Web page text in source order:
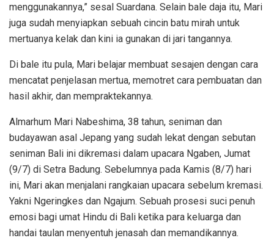
menggunakannya,” sesal Suardana. Selain bale daja itu, Mari
juga sudah menyiapkan sebuah cincin batu mirah untuk
mertuanya kelak dan kini ia gunakan di jari tangannya.
Di bale itu pula, Mari belajar membuat sesajen dengan cara
mencatat penjelasan mertua, memotret cara pembuatan dan
hasil akhir, dan mempraktekannya.
Almarhum Mari Nabeshima, 38 tahun, seniman dan
budayawan asal Jepang yang sudah lekat dengan sebutan
seniman Bali ini dikremasi dalam upacara Ngaben, Jumat
(9/7) di Setra Badung. Sebelumnya pada Kamis (8/7) hari
ini, Mari akan menjalani rangkaian upacara sebelum kremasi.
Yakni Ngeringkes dan Ngajum. Sebuah prosesi suci penuh
emosi bagi umat Hindu di Bali ketika para keluarga dan
handai taulan menyentuh jenasah dan memandikannya.